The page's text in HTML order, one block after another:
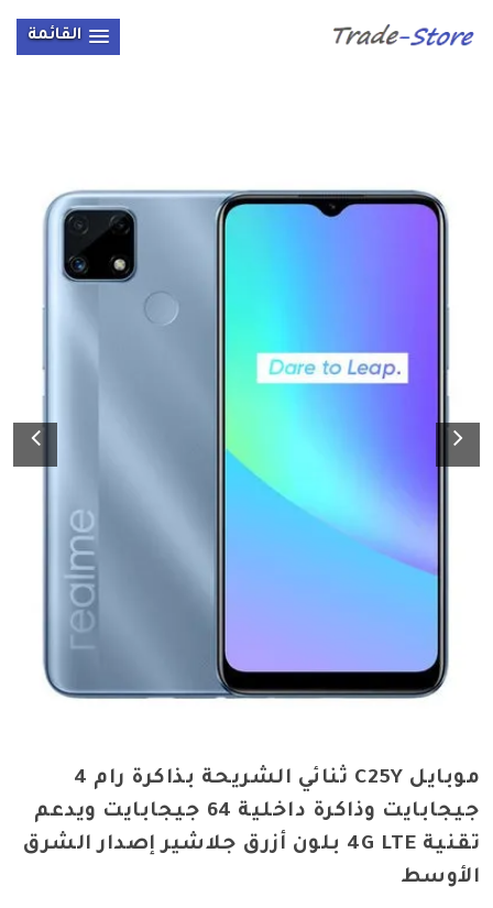
القائمة
موبايل C25Y ثنائي الشريحة بذاكرة رام 4
جيجابايت وذاكرة داخلية 64 جيجابايت ويدعم
تقنية 4G LTE بلون أزرق جلاشير إصدار الشرق
الأوسط